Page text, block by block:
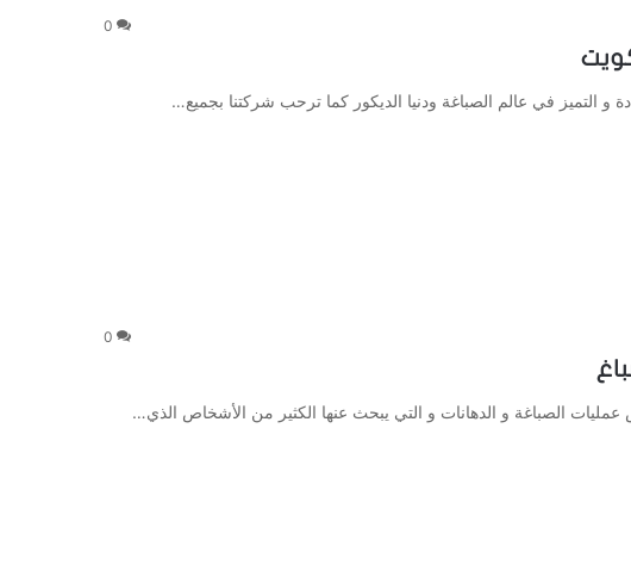
0
التميز في عالم الصباغة ودنيا الديكور كما ترحب شركتنا بجميع…
0
الصباغة و الدهانات و التي يبحث عنها الكثير من الأشخاص الذي…